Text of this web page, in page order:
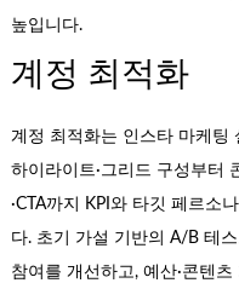
높입니다.
계정 최적화
계정 최적화는 인스타 마케팅
하이라이트·그리드 구성부터
·CTA까지 KPI와 타깃 페르소
다. 초기 가설 기반의 A/B 테
참여를 개선하고, 예산·콘텐